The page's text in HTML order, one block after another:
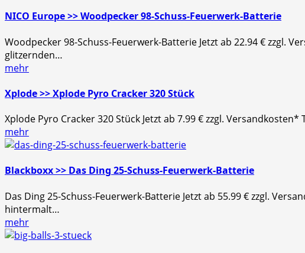
NICO Europe >> Woodpecker 98-Schuss-Feuerwerk-Batterie
Woodpecker 98-Schuss-Feuerwerk-Batterie Jetzt ab 22.94 € zzgl.
glitzernden…
mehr
Xplode >> Xplode Pyro Cracker 320 Stück
Xplode Pyro Cracker 320 Stück Jetzt ab 7.99 € zzgl.
mehr
Blackboxx >> Das Ding 25-Schuss-Feuerwerk-Batterie
Das Ding 25-Schuss-Feuerwerk-Batterie Jetzt ab 55.99 € zzgl.
hintermalt…
mehr